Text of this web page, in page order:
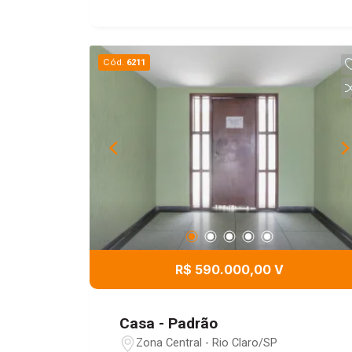
Cód. 6211
R$ 590.000,00 V
Casa - Padrão
Zona Central - Rio Claro/SP